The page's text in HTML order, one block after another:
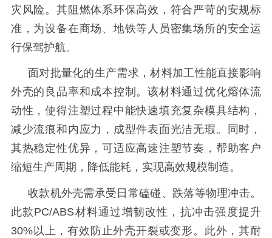
灾风险。其阻燃体系环保高效，符合严苛的安规标
准，为设备在商场、地铁等人员密集场所的安全运
行保驾护航。
面对批量化的生产需求，材料加工性能直接影响
外壳的良品率和成本控制。该材料通过优化熔体流
动性，使得注塑过程中能快速填充复杂模具结构，
减少流痕和内应力，成型件表面光洁无瑕。同时，
其热稳定性优异，可适应高速注塑节奏，帮助客户
缩短生产周期，降低能耗，实现高效规模制造。
收款机外壳需承受日常磕碰、跌落等物理冲击。
此款PC/ABS材料通过增韧改性，抗冲击强度提升
30%以上，有效防止外壳开裂或变形。此外，其耐